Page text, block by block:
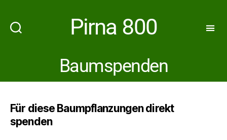
Pirna 800
Baumspenden
Für diese Baumpflanzungen direkt
spenden